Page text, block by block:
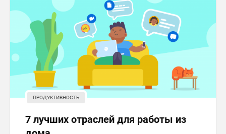
ПРОДУКТИВНОСТЬ
7 лучших отраслей для работы из